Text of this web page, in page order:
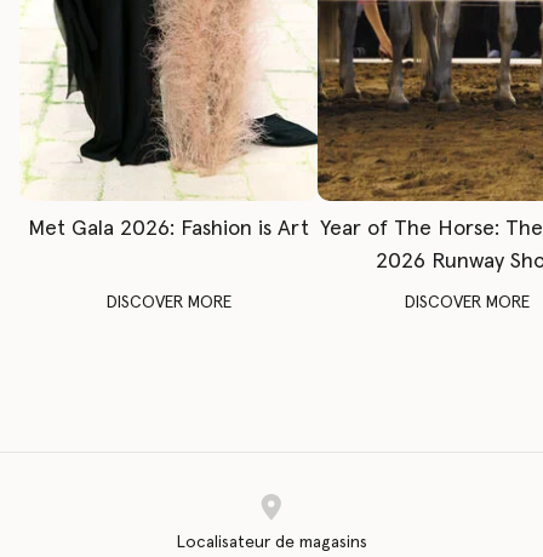
Met Gala 2026: Fashion is Art
DISCOVER MORE
Year of The Horse:
2026 Runway
DISCOVER MORE
Localisateur de magasins